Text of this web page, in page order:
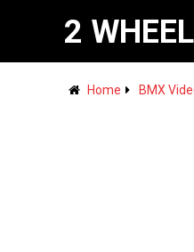
2
Home BMX